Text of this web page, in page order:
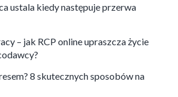
ustala kiedy następuje przerwa
– jak RCP online upraszcza życie
8 skutecznych sposobów na